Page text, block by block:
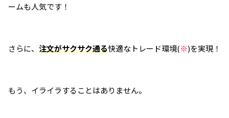
ームも人気です！
さらに、 注文がサクサク通る快適なトレード環境(※)を実現！
もう、イライラすることはありません。